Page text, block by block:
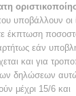
υποβάλλουν οι
έκπτωση
εάν
και για
των δηλώσεων
μέχρι 15/6 και